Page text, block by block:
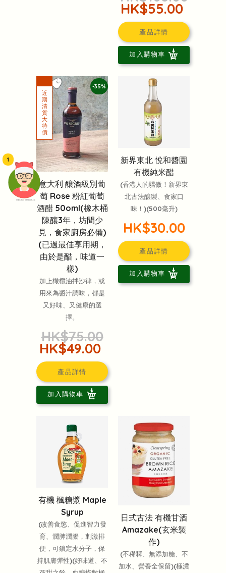
頭像生成器: 快樂家庭網上店
1
HK$55.00
產品詳情
加入購物車
-35%
意大利 釀酒級別葡
萄 Rose 粉紅葡萄
酒醋 50oml(橡木桶
陳釀3年，坊間少
見，食家廚房必備)
(已過最佳享用期，
由於是醋，味道一
樣)
加上橄欖油拌沙律，或
用來為醬汁調味，都是
又好味、又健康的選
擇。
HK$75.00
HK$49.00
產品詳情
加入購物車
新界東北 悅和醬園
有機純米醋
(香港人的驕傲！新界東
北古法釀製、食家口
味！)(500毫升)
HK$30.00
產品詳情
加入購物車
有機 楓糖漿 Maple
Syrup
(改善食慾、促進智力發
育、潤肺潤腸，刺激排
便，可鎖定水分子，保
持肌膚彈性)(好味道、不
日式古法 有機甘酒
Amazake(玄米製
作)
(不稀釋、無添加糖、不
加水、營養全保留)(極濃